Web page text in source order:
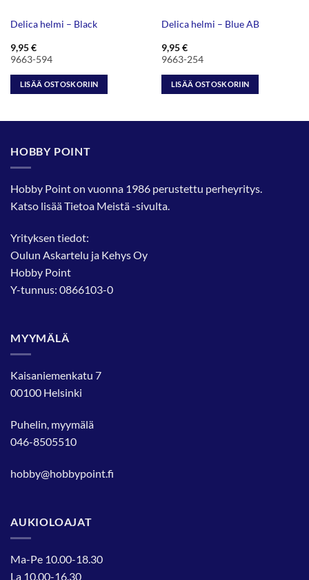
Delica helmi – Black
9,95€
9663-594
LISÄÄ OSTOSKORIIN
Delica helmi – Blue AB
9,95€
9663-254
LISÄÄ OSTOSKORIIN
HOBBY POINT
Hobby Point on vuonna 1986 perustettu perheyritys.
Katso lisääTietoa Meistä-sivulta.
Yrityksen tiedot:
Oulun Askartelu ja Kehys Oy
Hobby Point
Y-tunnus: 0866103-0
MYYMÄLÄ
Kaisaniemenkatu 7
00100 Helsinki
Puhelin, myymälä
046-8505510
hobby@hobbypoint.fi
AUKIOLOAJAT
Ma-Pe 10.00-18.30
La 10.00-16.30